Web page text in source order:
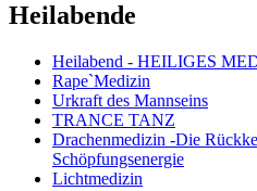
Heilabende
Heilabend - HEILIGES
Rape`Medizin
Urkraft des Mannseins
TRANCE TANZ
Drachenmedizin -Die
Schöpfungsenergie
Lichtmedizin